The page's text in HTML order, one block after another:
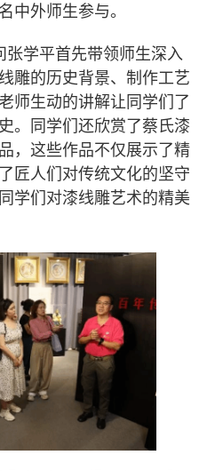
中外师生参与。
张学平首先带领师生深入
雕的历史背景、制作工艺
师生动的讲解让同学们了
。同学们还欣赏了蔡氏漆
，这些作品不仅展示了精
匠人们对传统文化的坚守
学们对漆线雕艺术的精美